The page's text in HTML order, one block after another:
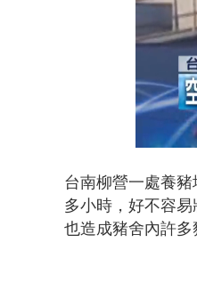
Unmute
台南柳營一處養
多小時，好不容
也造成豬舍內許多